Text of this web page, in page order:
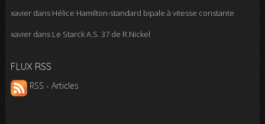
xavierdans Hélice Hamilton-standard bipale à vitesse constante
xavierdans Le Starck A.S. 37 de R.Nickel
FLUX RSS
RSS - Articles